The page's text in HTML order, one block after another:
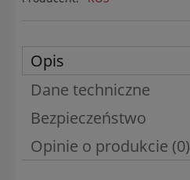
Opis
Dane techniczne
Bezpieczeństwo
Opinie o produkcie (0)